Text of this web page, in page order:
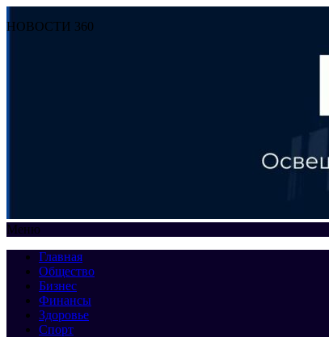
НОВОСТИ 360
Меню
Главная
Общество
Бизнес
Финансы
Здоровье
Спорт